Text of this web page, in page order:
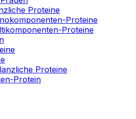
Proteine
Proteine
Proteine
Proteine
Protein